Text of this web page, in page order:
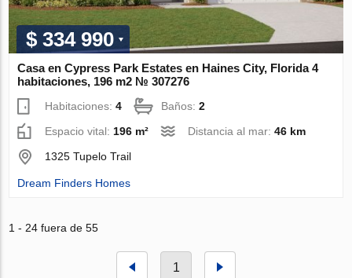
$ 334 990
Casa en Cypress Park Estates en Haines City, Florida 4
habitaciones, 196 m2 № 307276
Habitaciones:4 Baños:2
Espacio vital:196 m² Distancia al mar:46 km
1325 Tupelo Trail
Dream Finders Homes
1 - 24 fuera de 55
1